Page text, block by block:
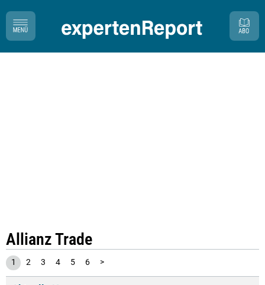
Allianz Trade
1 2 3 4 5 6 >